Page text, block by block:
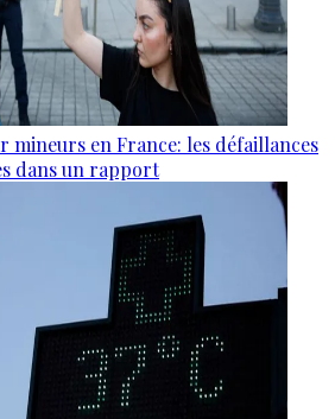
mineurs en France: les défaillances
dans un rapport